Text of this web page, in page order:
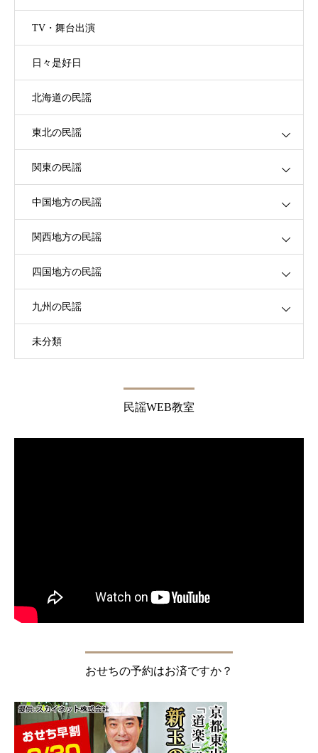
TV・舞台出演
日々是好日
北海道の民謡
東北の民謡
関東の民謡
中国地方の民謡
関西地方の民謡
四国地方の民謡
九州の民謡
未分類
民謡WEB教室
おせちの予約はお済ですか？